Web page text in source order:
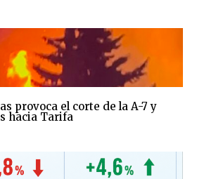
provoca el corte de la A-7 y
hacia Tarifa